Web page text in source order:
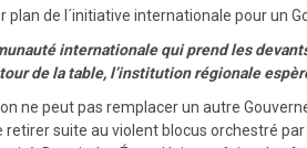
plan de l´initiative internationale pour un
internationale qui prend les
de la table, l’institution régionale
ne peut pas remplacer un autre
suite au violent blocus orchestré